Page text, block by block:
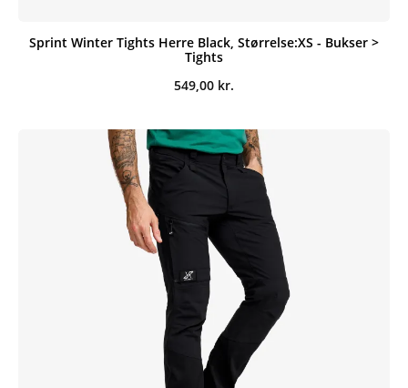
Sprint Winter Tights Herre Black, Størrelse:XS - Bukser >
Tights
549,00 kr.